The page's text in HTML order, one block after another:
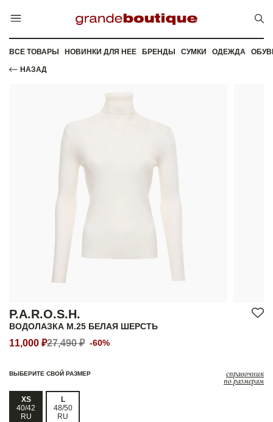
ВСЕ ТОВАРЫ НОВИНКИ ДЛЯ НЕЕ БРЕНДЫ СУМКИ ОДЕЖДА
НАЗАД
P.A.R.O.S.H.
ВОДОЛАЗКА M.25 БЕЛАЯ ШЕРСТЬ
11,000 ₽27,490 ₽ -60%
ВЫБЕРИТЕ СВОЙ РАЗМЕР справочник
по размерам
XS
40/42
RU
L
48/50
RU